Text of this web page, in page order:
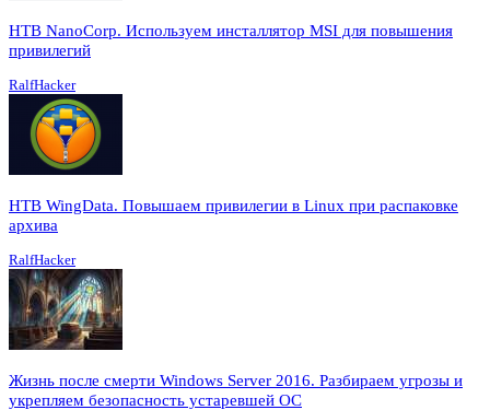
HTB NanoCorp. Используем инсталлятор MSI для повышения
привилегий
RalfHacker
HTB WingData. Повышаем привилегии в Linux при распаковке
архива
RalfHacker
Жизнь после смерти Windows Server 2016. Разбираем угрозы и
укрепляем безопасность устаревшей ОС